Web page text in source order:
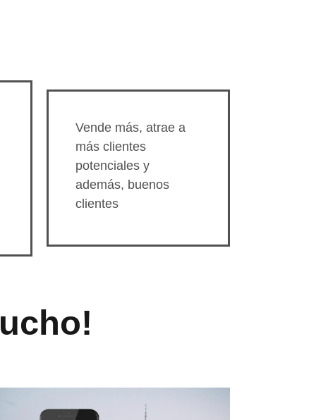
Vende más, atrae a
más clientes
potenciales y
además, buenos
clientes